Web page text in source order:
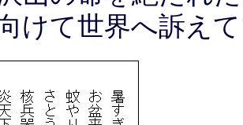
けて世界へ訴え